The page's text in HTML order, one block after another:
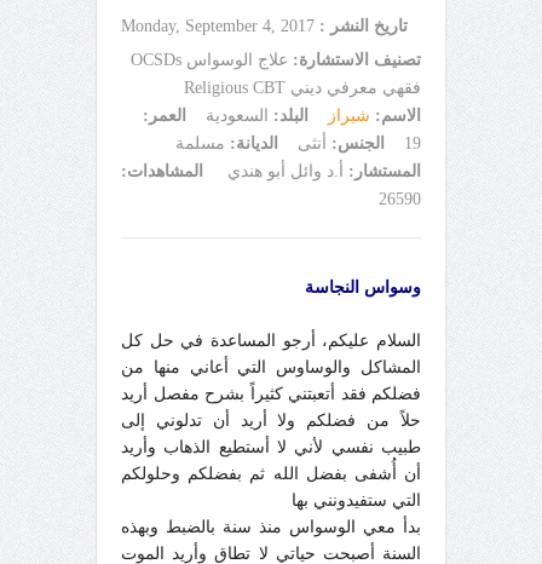
تاريخ النشر : Monday, September 4, 2017
تصنيف الاستشارة:
علاج الوسواس OCSDs
فقهي معرفي ديني Religious CBT
الاسم: شيراز البلد: السعودية
العمر:
19
الجنس: أنثى الديانة: مسلمة
المستشار:
أ.د وائل أبو هندي
المشاهدات:
26590
وسواس النجاسة
السلام عليكم، أرجو المساعدة في حل كل
المشاكل والوساوس التي أعاني منها من
فضلكم فقد أتعبتني كثيراً بشرح مفصل أريد
حلاً من فضلكم ولا أريد أن تدلوني إلى
طبيب نفسي لأني لا أستطيع الذهاب وأريد
أن أُشفى بفضل الله ثم بفضلكم وحلولكم
التي ستفيدونني بها
بدأ معي الوسواس منذ سنة بالضبط وبهذه
السنة أصبحت حياتي لا تطاق وأريد الموت